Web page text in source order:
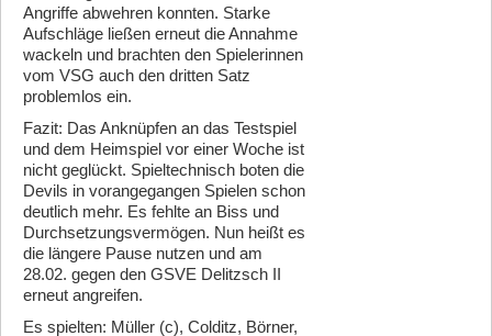
Angriffe abwehren konnten. Starke
Aufschläge ließen erneut die Annahme
wackeln und brachten den Spielerinnen
vom VSG auch den dritten Satz
problemlos ein.
Fazit: Das Anknüpfen an das Testspiel
und dem Heimspiel vor einer Woche ist
nicht geglückt. Spieltechnisch boten die
Devils in vorangegangen Spielen schon
deutlich mehr. Es fehlte an Biss und
Durchsetzungsvermögen. Nun heißt es
die längere Pause nutzen und am
28.02. gegen den GSVE Delitzsch II
erneut angreifen.
Es spielten: Müller (c), Colditz, Börner,